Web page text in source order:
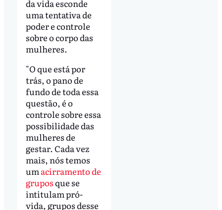
da vida esconde
uma tentativa de
poder e controle
sobre o corpo das
mulheres.
"O que está por
trás, o pano de
fundo de toda essa
questão, é o
controle sobre essa
possibilidade das
mulheres de
gestar. Cada vez
mais, nós temos
um acirramento de
gruposque se
intitulam pró-
vida, grupos desse